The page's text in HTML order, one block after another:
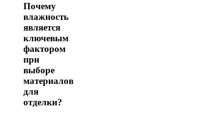
Почему
влажность
является
ключевым
фактором
при
выборе
материалов
для
отделки?